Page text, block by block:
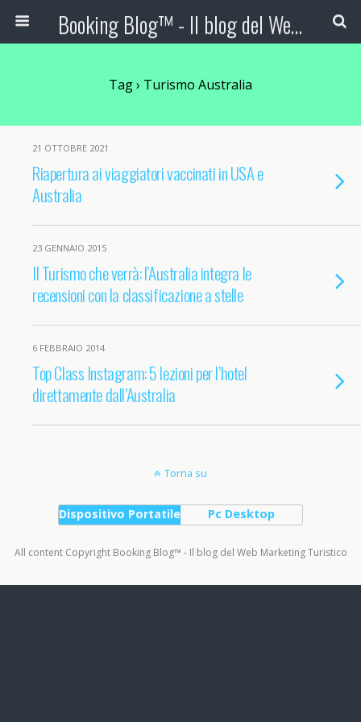
Booking Blog™ - Il blog del Web Marketing Turistico
Tag › Turismo Australia
21 OTTOBRE 2021
Riapertura ai viaggiatori vaccinati in USA e
Australia
23 GENNAIO 2015
Il Turismo che verrà: l’Australia integra le
recensioni con la classificazione a stelle
6 FEBBRAIO 2014
Top Class Instagram: 5 lezioni per l’hotel
direttamente dall’Australia
Torna su
Dispositivo Portatile Pc Desktop
All content Copyright Booking Blog™ - Il blog del Web Marketing Turistico